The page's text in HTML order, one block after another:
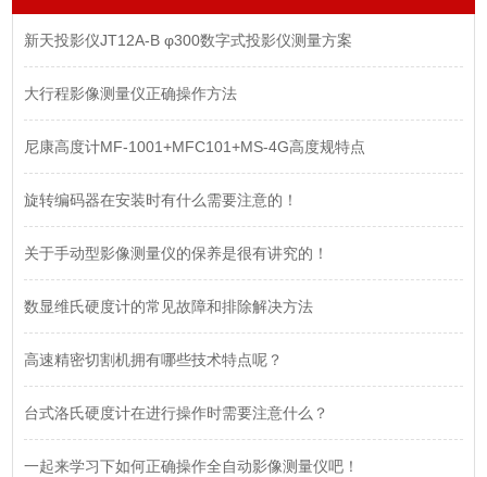
新天投影仪JT12A-B φ300数字式投影仪测量方案
大行程影像测量仪正确操作方法
尼康高度计MF-1001+MFC101+MS-4G高度规特点
旋转编码器在安装时有什么需要注意的！
关于手动型影像测量仪的保养是很有讲究的！
数显维氏硬度计的常见故障和排除解决方法
高速精密切割机拥有哪些技术特点呢？
台式洛氏硬度计在进行操作时需要注意什么？
一起来学习下如何正确操作全自动影像测量仪吧！